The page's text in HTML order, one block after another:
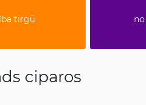
tirgū
ciparos